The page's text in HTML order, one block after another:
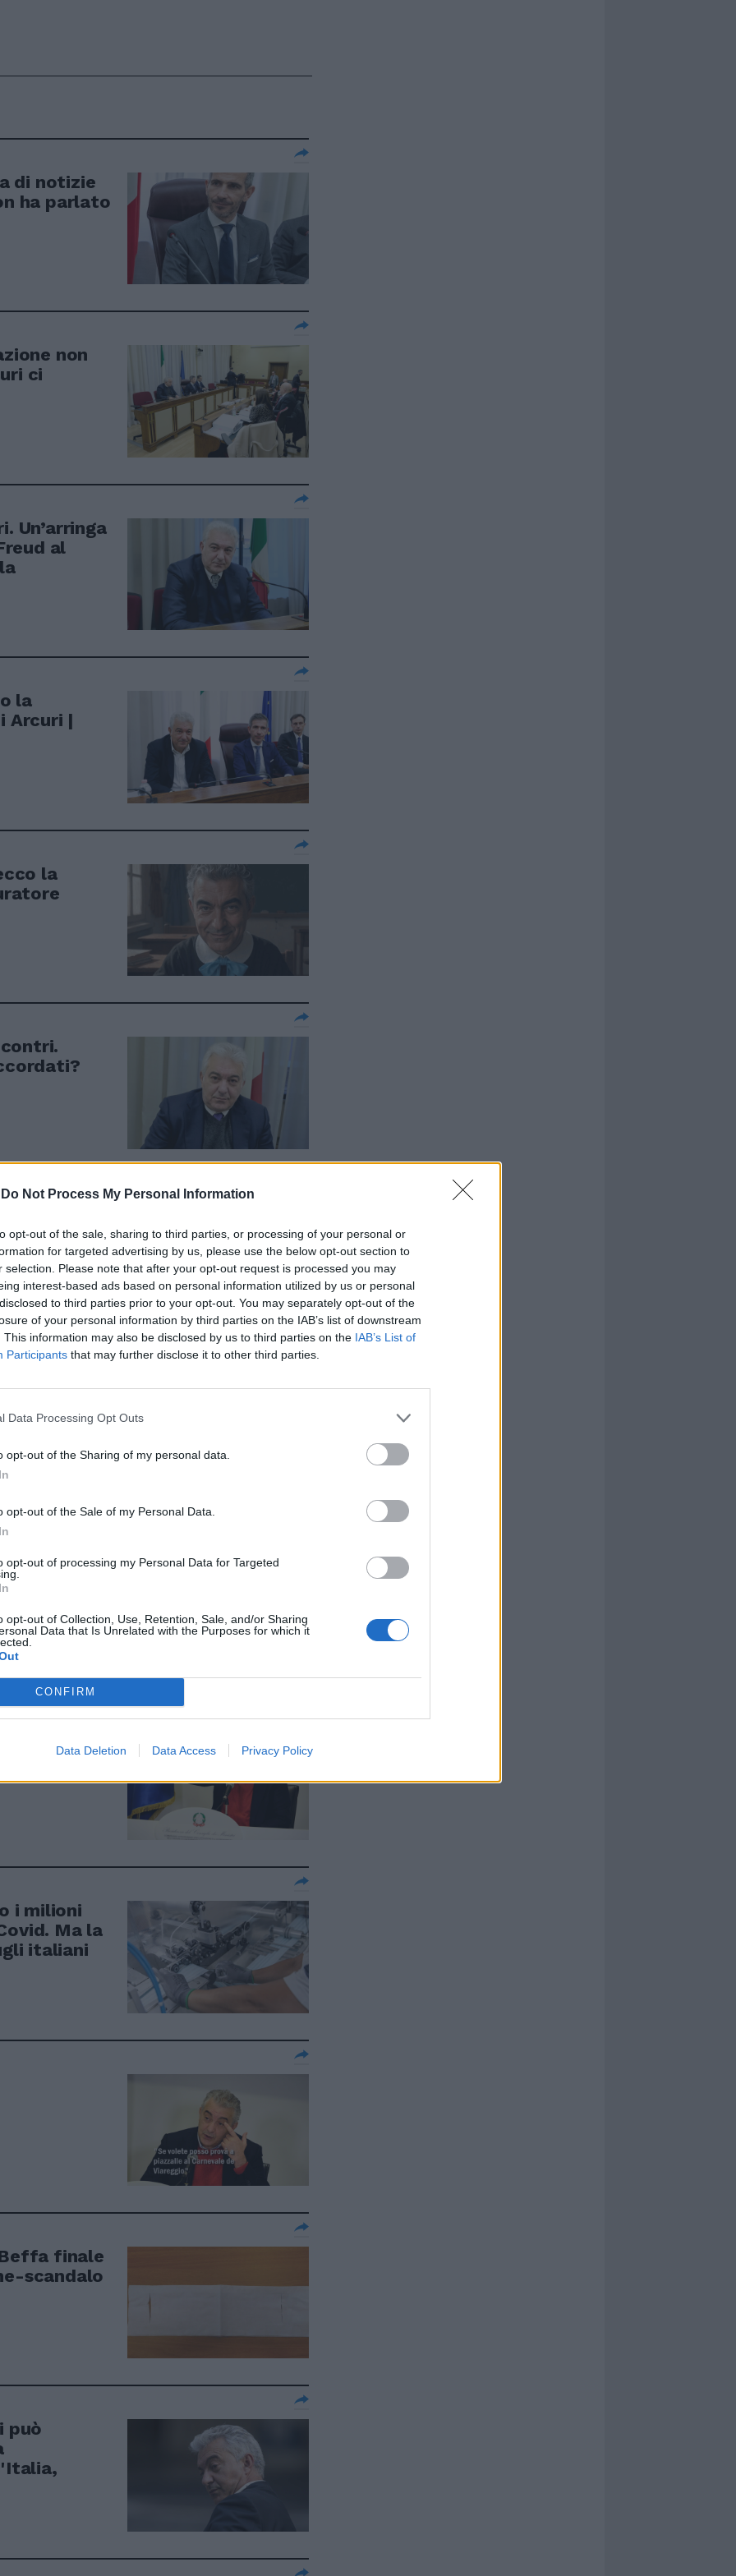
Do Not Process My Personal Information
opt-out of the sale, sharing to third parties, or processing of your personal or
for targeted advertising by us, please use the below opt-out section to
selection. Please note that after your opt-out request is processed you may
interest-based ads based on personal information utilized by us or personal
to third parties prior to your opt-out. You may separately opt-out of the
of your personal information by third parties on the IAB’s list of downstream
This information may also be disclosed by us to third parties on the IAB’s List of
Participants that may further disclose it to other third parties.
Data Processing Opt Outs
opt-out of the Sharing of my personal data.
opt-out of the Sale of my Personal Data.
opt-out of processing my Personal Data for Targeted
opt-out of Collection, Use, Retention, Sale, and/or Sharing
Data that Is Unrelated with the Purposes for which it
CONFIRM
Data Deletion Data Access Privacy Policy
di notizie
ha parlato
non
ci
Un’arringa
al
la
Arcuri |
la
un
Arcuri in
J’accuse
insabbiare
“Covid?
i milioni
Ma la
italiani
finale
scandalo
può